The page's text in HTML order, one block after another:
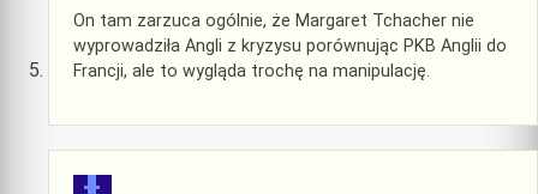
On tam zarzuca ogólnie, że Margaret Tchacher nie
wyprowadziła Angli z kryzysu porównując PKB Anglii do
Francji, ale to wygląda trochę na manipulację.